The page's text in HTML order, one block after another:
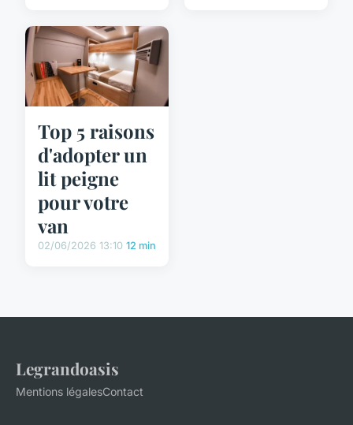
Top 5 raisons
d'adopter un
lit peigne
pour votre
van
02/06/2026 13:10 12 min
Legrandoasis
Mentions légalesContact